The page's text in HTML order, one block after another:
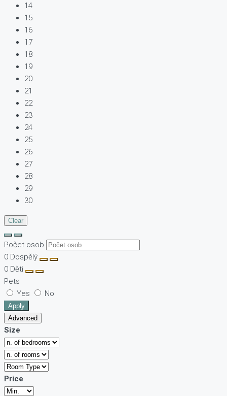
14
15
16
17
18
19
20
21
22
23
24
25
26
27
28
29
30
Clear
Počet osob
0 Dospělý
0 Děti
Pets
Yes
No
Apply
Advanced
Size
Price